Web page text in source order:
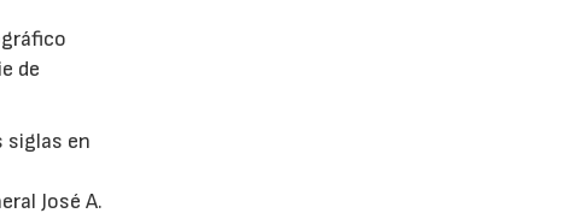
de
siglas en
José A.